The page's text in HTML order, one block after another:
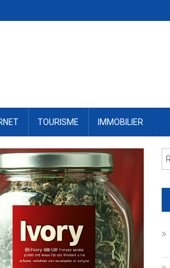
TOURISME IMMOBILIER